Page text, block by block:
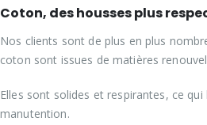
Coton, des housses plus
Nos clients sont de plus en plus
coton sont issues de matières
Elles sont solides et respirantes, ce
manutention.